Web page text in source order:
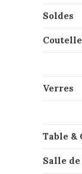
Soldes
Verres
Table &
Salle